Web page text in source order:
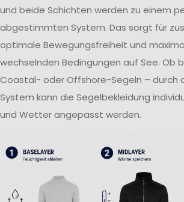
und beide Schichten werden zu einem
abgestimmten System. Das sorgt für
optimale Bewegungsfreiheit und
wechselnden Bedingungen auf See. Ob
Coastal- oder Offshore-Segeln – durch
System kann die Segelbekleidung
und Wetter angepasst werden.